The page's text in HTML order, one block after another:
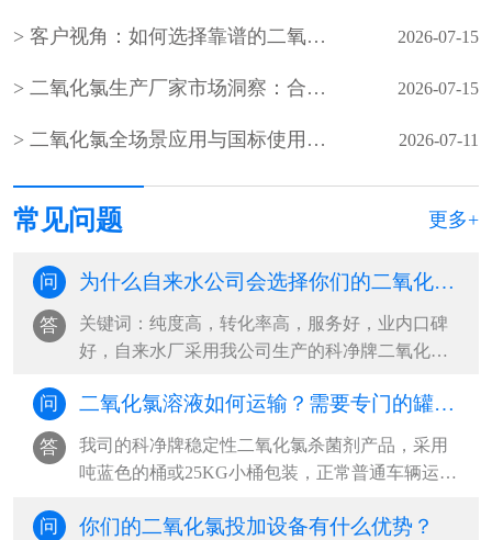
客户视角：如何选择靠谱的二氧化氯生产厂家？ 2026-07-15
二氧化氯生产厂家市场洞察：合规、稳定、服务成客户核心选择 2026-07-15
二氧化氯全场景应用与国标使用规范（水处理 / 食品 / 医疗 / 养殖） 2026-07-11
常见问题 更多+
问 为什么自来水公司会选择你们的二氧化氯杀菌剂？
答
关键词：纯度高，转化率高，服务好，业内口碑
好，自来水厂采用我公司生产的科净牌二氧化氯
问 二氧化氯溶液如何运输？需要专门的罐车吗？
答
我司的科净牌稳定性二氧化氯杀菌剂产品，采用
吨蓝色的桶或25KG小桶包装，正常普通车辆运输
问 你们的二氧化氯投加设备有什么优势？